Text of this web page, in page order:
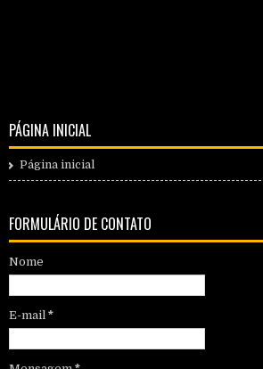
PÁGINA INICIAL
Página inicial
FORMULÁRIO DE CONTATO
Nome
E-mail *